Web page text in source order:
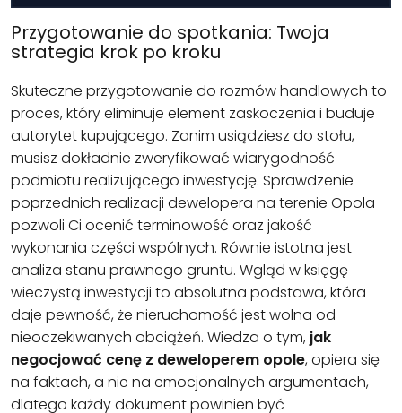
Przygotowanie do spotkania: Twoja
strategia krok po kroku
Skuteczne przygotowanie do rozmów handlowych to
proces, który eliminuje element zaskoczenia i buduje
autorytet kupującego. Zanim usiądziesz do stołu,
musisz dokładnie zweryfikować wiarygodność
podmiotu realizującego inwestycję. Sprawdzenie
poprzednich realizacji dewelopera na terenie Opola
pozwoli Ci ocenić terminowość oraz jakość
wykonania części wspólnych. Równie istotna jest
analiza stanu prawnego gruntu. Wgląd w księgę
wieczystą inwestycji to absolutna podstawa, która
daje pewność, że nieruchomość jest wolna od
nieoczekiwanych obciążeń. Wiedza o tym, jak
negocjować cenę z deweloperem opole, opiera się
na faktach, a nie na emocjonalnych argumentach,
dlatego każdy dokument powinien być